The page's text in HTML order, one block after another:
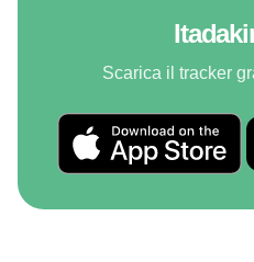
Scarica il tracker